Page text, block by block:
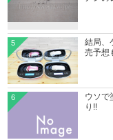
結局、
売予想
5
ウソで
り!!
6